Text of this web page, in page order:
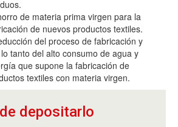
de materia prima virgen para la
de nuevos productos textiles.
del proceso de fabricación y
tanto del alto consumo de agua y
que supone la fabricación de
textiles con materia virgen.
depositarlo